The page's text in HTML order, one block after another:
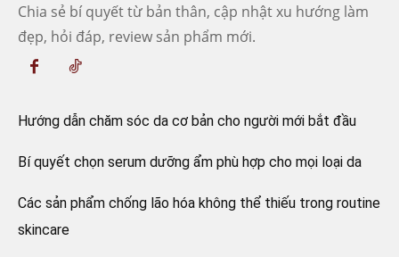
Chia sẻ bí quyết từ bản thân, cập nhật xu hướng làm
đẹp, hỏi đáp, review sản phẩm mới.
Hướng dẫn chăm sóc da cơ bản cho người mới bắt đầu
Bí quyết chọn serum dưỡng ẩm phù hợp cho mọi loại da
Các sản phẩm chống lão hóa không thể thiếu trong routine
skincare